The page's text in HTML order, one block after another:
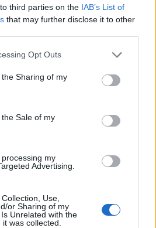
third parties on the IAB’s List of
that may further disclose it to other
Opt Outs
Sharing of my
Sale of my
my
Advertising.
Use,
or Sharing of my
Unrelated with the
was collected.
στο newsletter
τους
απορρήτου
X